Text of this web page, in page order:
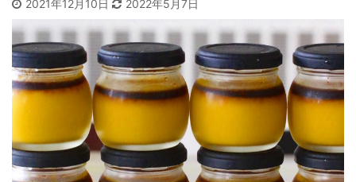
2021年12月10日 2022年5月7日